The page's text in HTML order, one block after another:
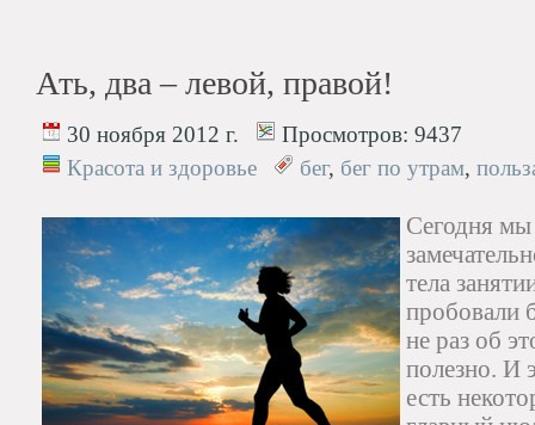
Ать, два – левой, правой!
30 ноября 2012 г. Просмотров: 9437
Красота и здоровье
бег, бег по утрам,
Сегодня
тела
пробовали
не раз об
полезно. И
есть